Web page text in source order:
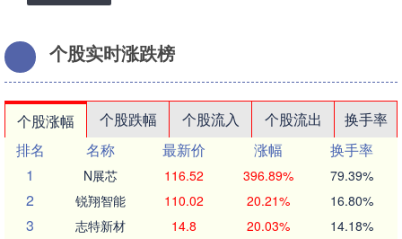
个股实时涨跌榜
个股涨幅 个股跌幅 个股流入 个股流出
换手率
排名
名称 最新价 涨幅
换手率
1
N展芯 116.52 396.89% 79.39%
2 锐翔智能 110.02 20.21% 16.80%
3 志特新材 14.8 20.03% 14.18%